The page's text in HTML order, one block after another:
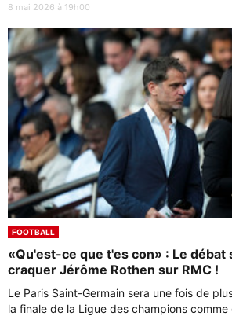
8 mai 2026 à 19h00
FOOTBALL
«Qu'est-ce que t'es con» : Le débat
craquer Jérôme Rothen sur RMC !
Le Paris Saint-Germain sera une fois de
la finale de la Ligue des champions